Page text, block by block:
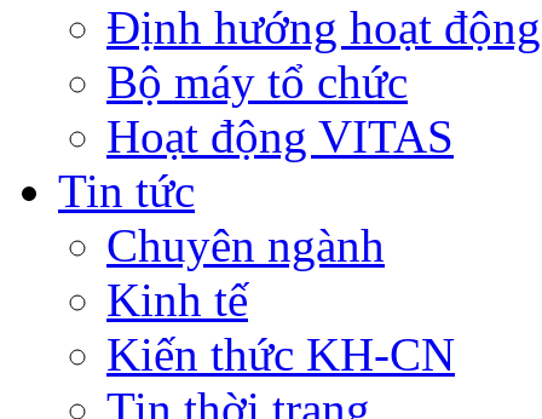
Định hướng hoạt động
Bộ máy tổ chức
Hoạt động VITAS
Tin tức
Chuyên ngành
Kinh tế
Kiến thức KH-CN